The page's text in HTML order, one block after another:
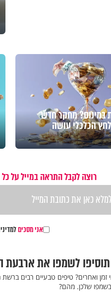
במינוס? מחקר חדש
הכלכלי עושה
רוצה לקבל התראה במייל על
אני מסכים
לשמפו את ארבעת
זמן ואחרים? טיפים טבעיים רבים
שלכן. מהם?